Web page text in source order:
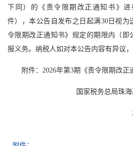
下同）的《责令限期改正通知书》
件），本公告自发布之日起满30日视
令限期改正通知书》规定的期限内（即
报义务。纳税人如对本公告内容有异议
附件：2026年第3期《责令限期改
国家税务总局珠